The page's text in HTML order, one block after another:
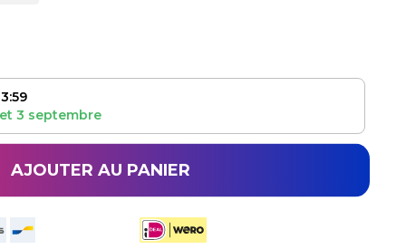
et 3 septembre
AJOUTER AU PANIER